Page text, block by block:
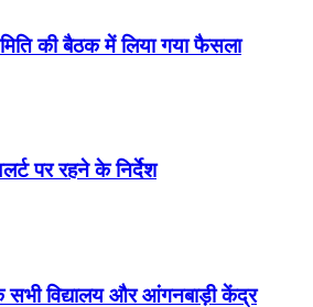
की बैठक में लिया गया फैसला
पर रहने के निर्देश
सभी विद्यालय और आंगनबाड़ी केंद्र